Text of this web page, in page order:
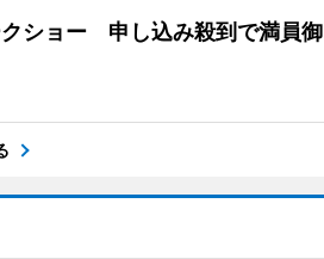
ショー 申し込み殺到で満員御